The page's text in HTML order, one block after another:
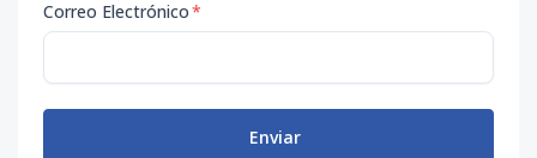
Correo Electrónico*
Enviar